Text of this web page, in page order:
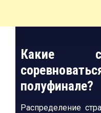
Какие
полуфинале?
Распределение